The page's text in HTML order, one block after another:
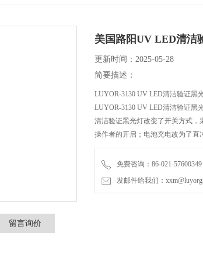
美国路阳UV LED清洁
更新时间：2025-05-28
简要描述：
LUYOR-3130 UV LED清洁验证黑
LUYOR-3130 UV LED清洁验证黑
清洁验证黑光灯改变了开关方式，
操作者的开启；电池充电改为了直
时。
免费咨询：86-021-57600349
发邮件给我们：
留言询价